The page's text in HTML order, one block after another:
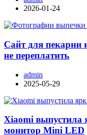
2026-01-24
Сайт для пекарни
не переплатить
admin
2025-05-29
Xiaomi выпустила
монитор Mini LED